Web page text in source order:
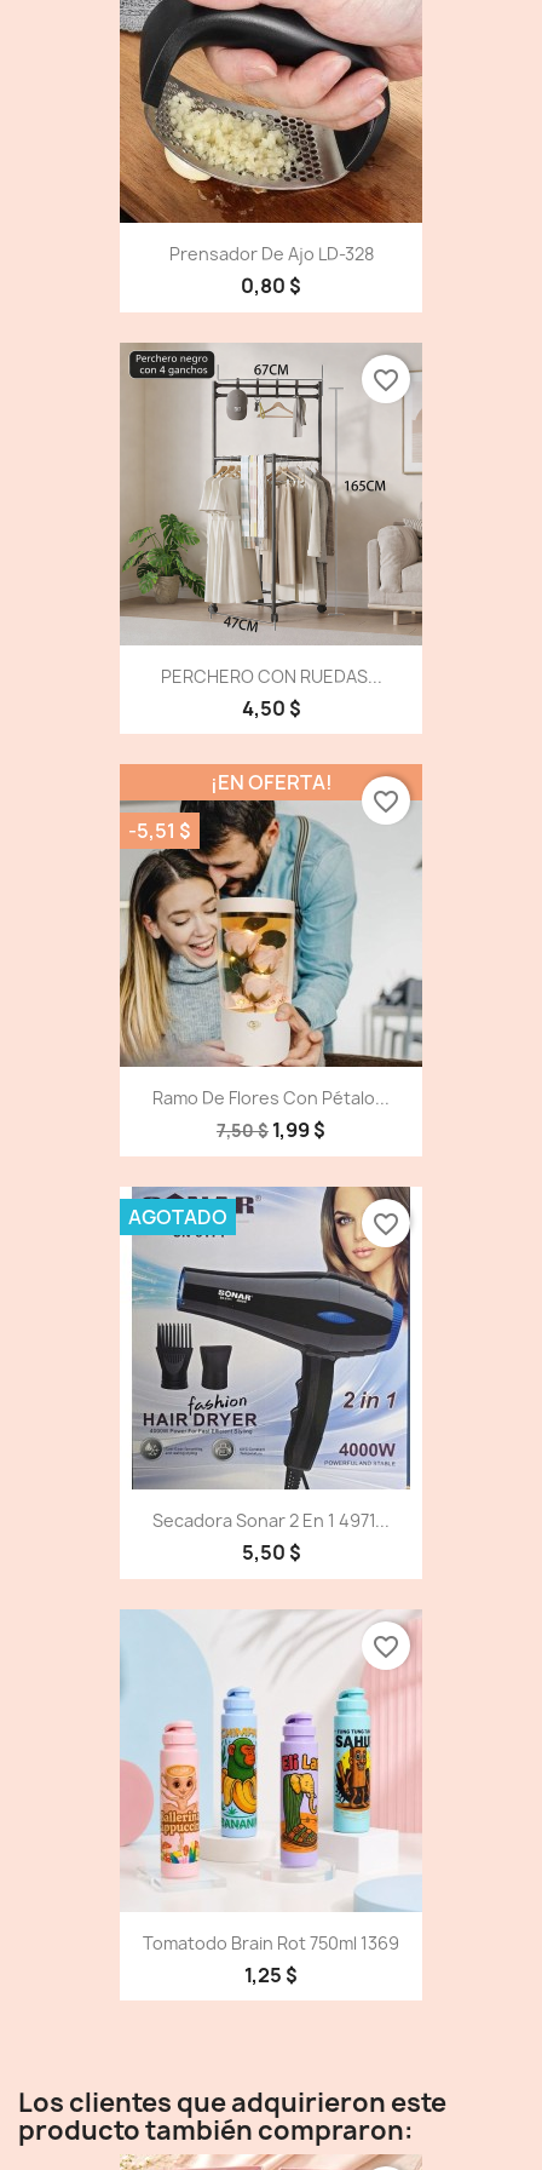
Prensador De Ajo LD-328
0,80 $
PERCHERO CON RUEDAS...
4,50 $
favorite_border
Ramo De Flores Con Pétalo...
7,50 $ 1,99 $
¡EN OFERTA!
-5,51 $
favorite_border
Secadora Sonar 2 En 1 4971...
5,50 $
AGOTADO favorite_border
Tomatodo Brain Rot 750ml 1369
1,25 $
favorite_border
Los clientes que adquirieron este
producto también compraron: